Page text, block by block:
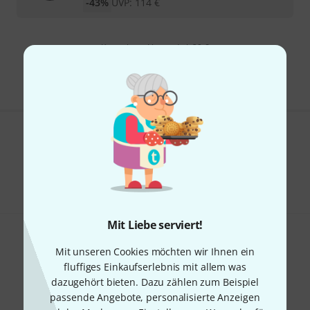
Mit Liebe serviert!
Mit unseren Cookies möchten wir Ihnen ein
fluffiges Einkaufserlebnis mit allem was
dazugehört bieten. Dazu zählen zum Beispiel
passende Angebote, personalisierte Anzeigen
Kostenloser Versand ab 29 €
Gefällt Ihnen, was Sie sehen?
Thomann Newsletter